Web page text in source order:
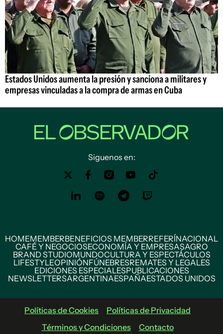
Estados Unidos aumenta la presión y sanciona a militares y
empresas vinculadas a la compra de armas en Cuba
Siguenos en:
HOMEMEMBERBENEFICIOS MEMBERREFERÍNACIONAL
CAFÉ Y NEGOCIOSECONOMÍA Y EMPRESASAGRO
BRAND STUDIOMUNDOCULTURA Y ESPECTÁCULOS
LIFESTYLEOPINIÓNFÚNEBRESREMATES Y LEGALES
EDICIONES ESPECIALESPUBLICACIONES
NEWSLETTERSARGENTINAESPAÑAESTADOS UNIDOS
Políticas de Cookies
Políticas de Privacidad
Términos y Condiciones
Contacto